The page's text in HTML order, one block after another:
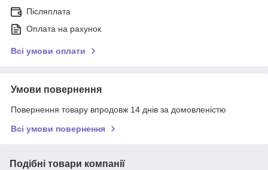
Післяплата
Оплата на рахунок
Всі умови оплати
Умови повернення
Повернення товару впродовж 14 днів за домовленістю
Всі умови повернення
Подібні товари компанії